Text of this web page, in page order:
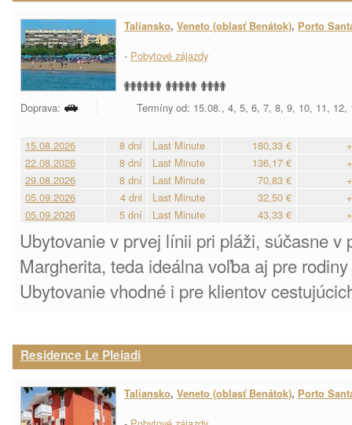
Taliansko, Veneto (oblasť Benátok), Porto
- Pobytové zájazdy
Doprava: Termíny od: 15.08., 4, 5, 6, 7, 8, 9, 10, 11, 12,
15.08.2026 8 dní Last Minute 180,33 €
22.08.2026
8 dní Last Minute 136,17 €
29.08.2026
8 dní Last Minute 70,83 €
05.09.2026
4 dni Last Minute 32,50 €
05.09.2026
5 dní Last Minute 43,33 €
Ubytovanie v prvej línii pri pláži, súčasne v
Margherita, teda ideálna voľba aj pre
Ubytovanie vhodné i pre klientov
Residence Le Pleiadi
Taliansko, Veneto (oblasť Benátok), Porto